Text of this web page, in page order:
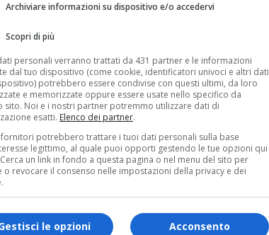
Archiviare informazioni su dispositivo e/o accedervi
Scopri di più
personali verranno trattati da 431 partner e le informazioni
dal tuo dispositivo (come cookie, identificatori univoci e altri dati
potrebbero essere condivise con questi ultimi, da loro
e memorizzate oppure essere usate nello specifico da
sito. Noi e i nostri partner potremmo utilizzare dati di
esatti. Elenco dei partner.
fornitori potrebbero trattare i tuoi dati personali sulla base
legittimo, al quale puoi opporti gestendo le tue opzioni qui
un link in fondo a questa pagina o nel menu del sito per
o revocare il consenso nelle impostazioni della privacy e dei
Acconsento
le opzioni